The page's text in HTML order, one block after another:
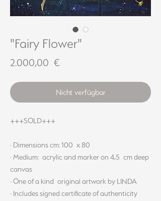
"Fairy Flower"
2.000,00 €
Nicht verfügbar
+++SOLD+++
· Dimensions cm: 100 x 80
· Medium: acrylic and marker on 4,5 cm deep
canvas
· One of a kind original artwork by LINDA
· Includes signed certificate of authenticity